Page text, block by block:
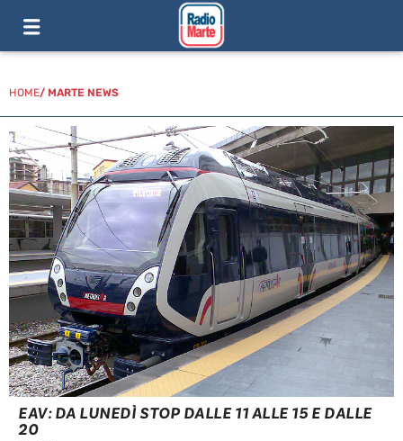
HOME/ MARTE NEWS
EAV: DA LUNEDÌ STOP DALLE 11 ALLE 15 E DALLE
20